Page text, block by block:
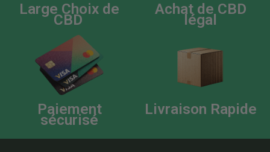
Large Choix de
CBD
Achat de CBD
légal
Paiement
sécurisé
Livraison Rapide